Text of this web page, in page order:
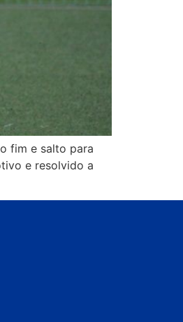
fim e salto para
e resolvido a